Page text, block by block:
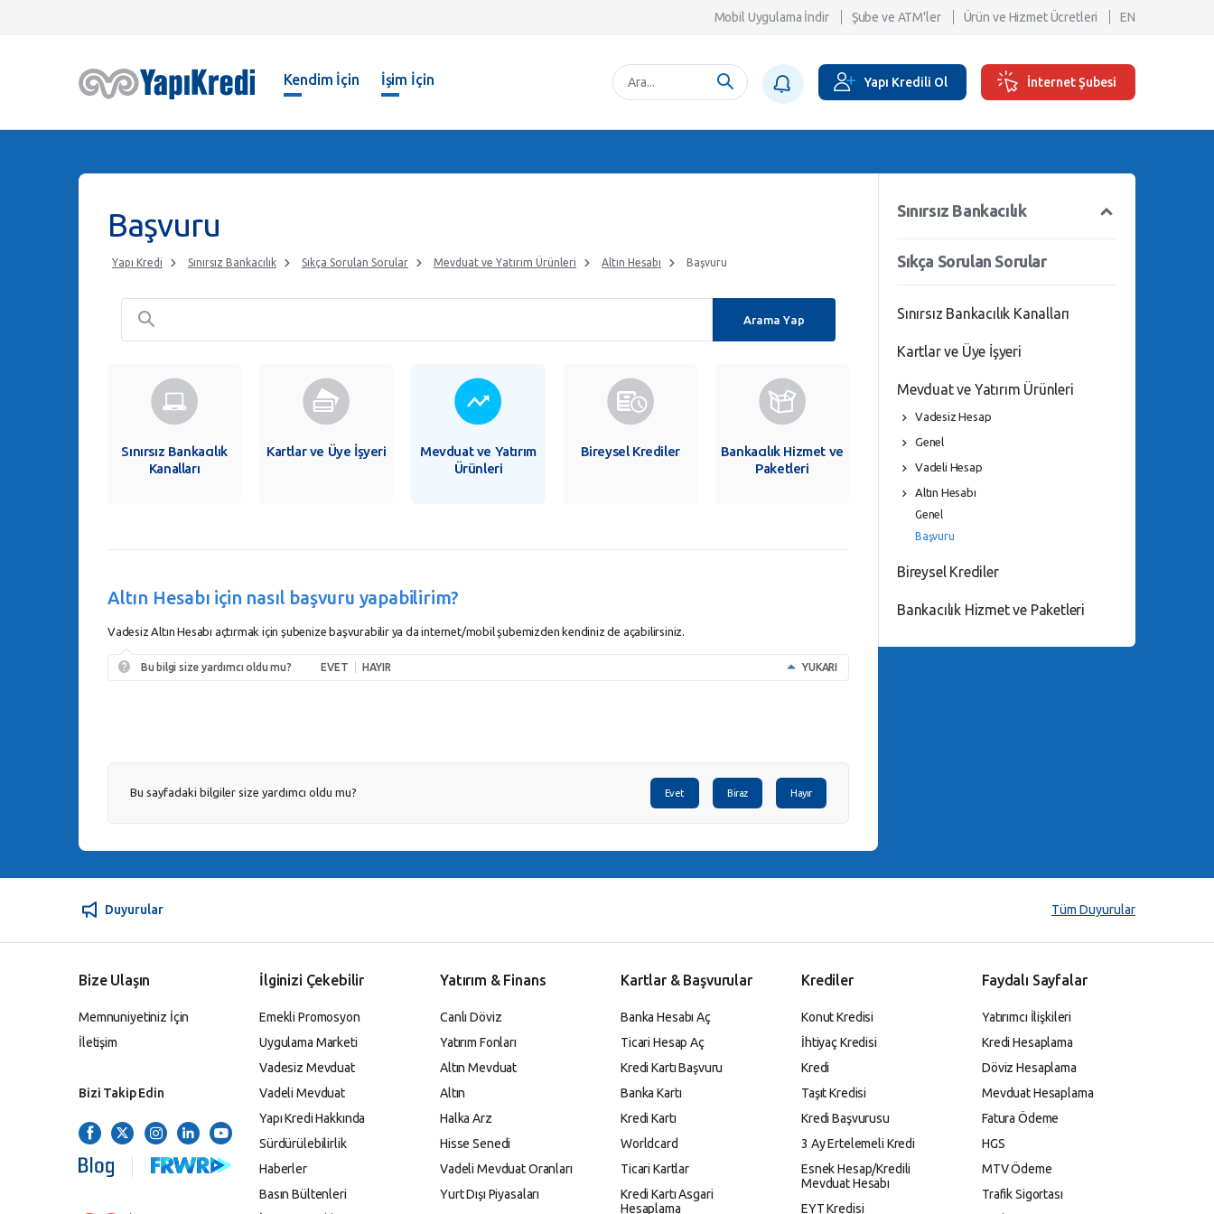
Mobil Uygulama İndir Şube ve ATM'ler Ürün ve Hizmet Ücretleri EN
Kendim İçin İşim İçin Yapı Kredili Ol İnternet Şubesi
Başvuru
Yapı Kredi Sınırsız Bankacılık Sıkça Sorulan Sorular Mevduat ve Yatırım Ürünleri Altın Hesabı Başvuru
Arama Yap
Sınırsız Bankacılık
Kanalları
Kartlar ve Üye İşyeri
Mevduat ve Yatırım
Ürünleri
Bireysel Krediler
Bankacılık Hizmet ve
Paketleri
Altın Hesabı için nasıl başvuru yapabilirim?
Vadesiz Altın Hesabı açtırmak için şubenize başvurabilir ya da internet/mobil şubemizden kendiniz de açabilirsiniz.
Bu bilgi size yardımcı oldu mu? EVET HAYIR YUKARI
Bu sayfadaki bilgiler size yardımcı oldu mu? Evet Biraz Hayır
Sınırsız Bankacılık
Sıkça Sorulan Sorular
Sınırsız Bankacılık Kanalları
Kartlar ve Üye İşyeri
Mevduat ve Yatırım Ürünleri
Vadesiz Hesap
Genel
Vadeli Hesap
Altın Hesabı
Genel
Başvuru
Bireysel Krediler
Bankacılık Hizmet ve Paketleri
Duyurular Tüm Duyurular
Bize Ulaşın
Memnuniyetiniz İçin
İletişim
Bizi Takip Edin
İlginizi Çekebilir
Emekli Promosyon
Uygulama Marketi
Vadesiz Mevduat
Vadeli Mevduat
Yapı Kredi Hakkında
Sürdürülebilirlik
Haberler
Basın Bültenleri
Yatırım & Finans
Canlı Döviz
Yatırım Fonları
Altın Mevduat
Altın
Halka Arz
Hisse Senedi
Vadeli Mevduat Oranları
Yurt Dışı Piyasaları
Kartlar & Başvurular
Banka Hesabı Aç
Ticari Hesap Aç
Kredi Kartı Başvuru
Banka Kartı
Kredi Kartı
Worldcard
Ticari Kartlar
Kredi Kartı Asgari
Hesaplama
Krediler
Konut Kredisi
İhtiyaç Kredisi
Kredi
Taşıt Kredisi
Kredi Başvurusu
3 Ay Ertelemeli Kredi
Esnek Hesap/Kredili
Mevduat Hesabı
EYT Kredisi
Faydalı Sayfalar
Yatırımcı İlişkileri
Kredi Hesaplama
Döviz Hesaplama
Mevduat Hesaplama
Fatura Ödeme
HGS
MTV Ödeme
Trafik Sigortası